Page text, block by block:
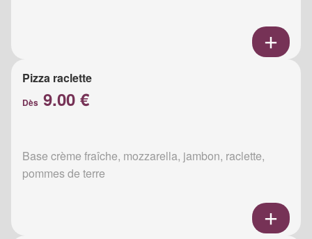
Pizza raclette
Dès 9.00 €
Base crème fraîche, mozzarella, jambon, raclette,
pommes de terre